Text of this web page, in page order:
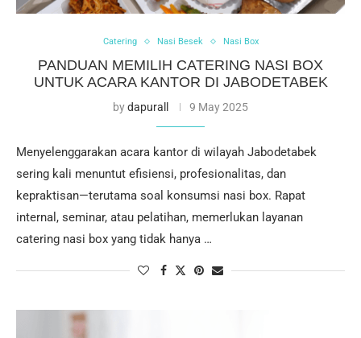
Catering Nasi Besek Nasi Box
PANDUAN MEMILIH CATERING NASI BOX
UNTUK ACARA KANTOR DI JABODETABEK
bydapurall 9 May 2025
Menyelenggarakan acara kantor di wilayah Jabodetabek
sering kali menuntut efisiensi, profesionalitas, dan
kepraktisan—terutama soal konsumsi nasi box. Rapat
internal, seminar, atau pelatihan, memerlukan layanan
catering nasi box yang tidak hanya …